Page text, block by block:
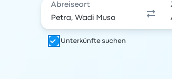
Abreiseort
Unterkünfte suchen